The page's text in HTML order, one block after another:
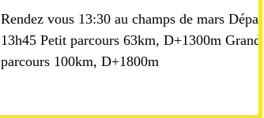
Rendez vous 13:30 au champs de mars Départ
13h45 Petit parcours 63km, D+1300m Grand
parcours 100km, D+1800m